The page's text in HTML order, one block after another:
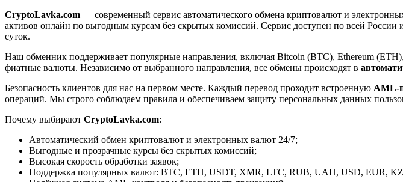
CryptoLavka.com — современный сервис автоматического обмена криптовалют и
активов онлайн по выгодным курсам без скрытых комиссий. Сервис доступен по всей
суток.
Наш обменник поддерживает популярные направления, включая Bitcoin (BTC), Ethereum
фиатные валюты. Независимо от выбранного направления, все обмены происходят в
Безопасность клиентов для нас на первом месте. Каждый перевод проходит встроенную AML-
операций. Мы строго соблюдаем правила и обеспечиваем защиту персональных данных
Почему выбирают CryptoLavka.com:
Автоматический обмен криптовалют и электронных валют 24/7;
Выгодные и прозрачные курсы без скрытых комиссий;
Высокая скорость обработки заявок;
Поддержка популярных валют: BTC, ETH, USDT, XMR, LTC, RUB, UAH, USD, EUR,